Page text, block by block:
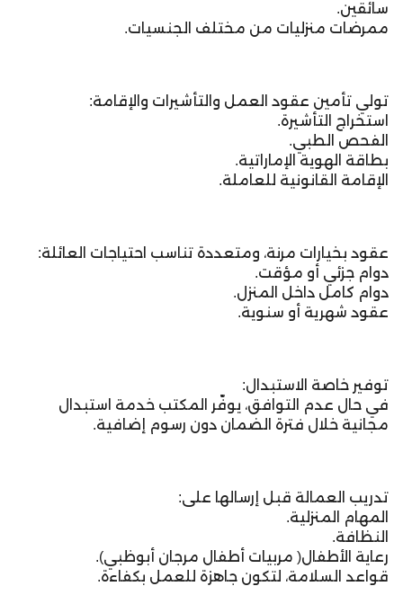
سائقين.
ممرضات منزليات من مختلف الجنسيات.
تولي تأمين عقود العمل والتأشيرات والإقامة:
استخراج التأشيرة.
الفحص الطبي.
بطاقة الهوية الإماراتية.
الإقامة القانونية للعاملة.
عقود بخيارات مرنة، ومتعددة تناسب احتياجات العائلة:
دوام جزئي أو مؤقت.
دوام كامل داخل المنزل.
عقود شهرية أو سنوية.
توفير خاصة الاستبدال:
في حال عدم التوافق، يوفّر المكتب خدمة استبدال
مجانية خلال فترة الضمان دون رسوم إضافية.
تدريب العمالة قبل إرسالها على:
المهام المنزلية.
النظافة.
رعاية الأطفال( مربيات أطفال مرجان أبوظبي).
قواعد السلامة، لتكون جاهزة للعمل بكفاءة.